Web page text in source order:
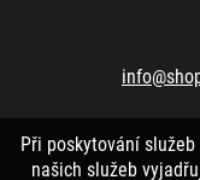
Při poskytování
našich služeb